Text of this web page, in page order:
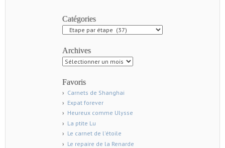
Catégories
Catégories
Archives
Archives
Favoris
Carnets de Shanghai
Expat forever
Heureux comme Ulysse
La ptite Lu
Le carnet de l'étoile
Le repaire de la Renarde